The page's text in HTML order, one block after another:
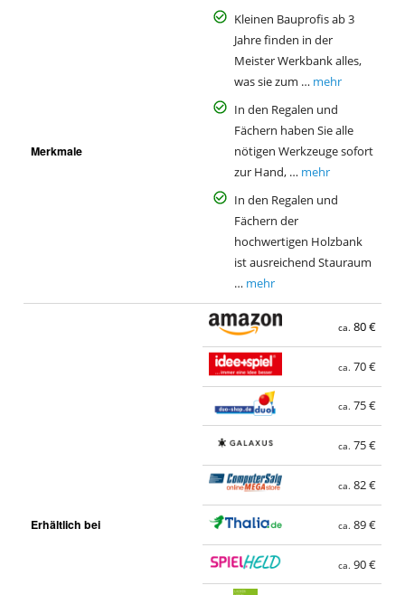
Merkmale
Kleinen Bauprofis ab 3
Jahre finden in der
Meister Werkbank alles,
was sie zum … mehr
In den Regalen und
Fächern haben Sie alle
nötigen Werkzeuge sofort
zur Hand, … mehr
In den Regalen und
Fächern der
hochwertigen Holzbank
ist ausreichend Stauraum
… mehr
Erhältlich bei
ca. 80 €
ca. 70 €
ca. 75 €
ca. 75 €
ca. 82 €
ca. 89 €
ca. 90 €